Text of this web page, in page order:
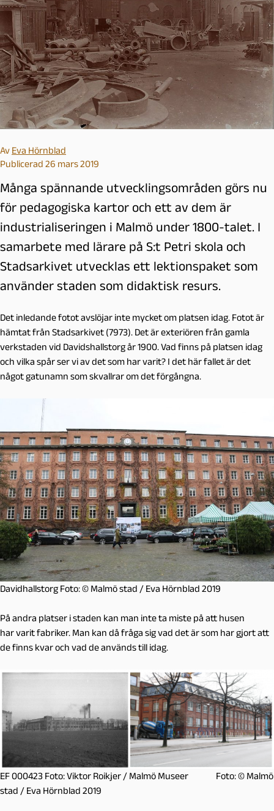
Av Eva Hörnblad
Publicerad 26 mars 2019
Många spännande utvecklingsområden görs nu
för pedagogiska kartor och ett av dem är
industrialiseringen i Malmö under 1800-talet. I
samarbete med lärare på S:t Petri skola och
Stadsarkivet utvecklas ett lektionspaket som
använder staden som didaktisk resurs.
Det inledande fotot avslöjar inte mycket om platsen idag. Fotot är
hämtat från Stadsarkivet (7973). Det är exteriören från gamla
verkstaden vid Davidshallstorg år 1900. Vad finns på platsen idag
och vilka spår ser vi av det som har varit? I det här fallet är det
något gatunamn som skvallrar om det förgångna.
Davidhallstorg Foto: © Malmö stad / Eva Hörnblad 2019
På andra platser i staden kan man inte ta miste på att husen
har varit fabriker. Man kan då fråga sig vad det är som har gjort att
de finns kvar och vad de används till idag.
EF 000423 Foto: Viktor Roikjer / Malmö Museer Foto: © Malmö
stad / Eva Hörnblad 2019